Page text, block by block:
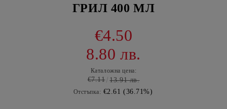
ГРИЛ 400 МЛ
€4.50
8.80 лв.
Каталожна цена:
€7.11 13.91 лв.
Отстъпка: €2.61 (36.71%)